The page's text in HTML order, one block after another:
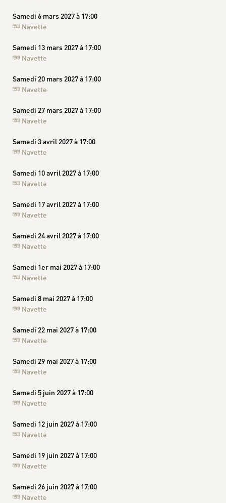
Samedi 6 mars 2027 à 17:00
Navette
Samedi 13 mars 2027 à 17:00
Navette
Samedi 20 mars 2027 à 17:00
Navette
Samedi 27 mars 2027 à 17:00
Navette
Samedi 3 avril 2027 à 17:00
Navette
Samedi 10 avril 2027 à 17:00
Navette
Samedi 17 avril 2027 à 17:00
Navette
Samedi 24 avril 2027 à 17:00
Navette
Samedi 1er mai 2027 à 17:00
Navette
Samedi 8 mai 2027 à 17:00
Navette
Samedi 22 mai 2027 à 17:00
Navette
Samedi 29 mai 2027 à 17:00
Navette
Samedi 5 juin 2027 à 17:00
Navette
Samedi 12 juin 2027 à 17:00
Navette
Samedi 19 juin 2027 à 17:00
Navette
Samedi 26 juin 2027 à 17:00
Navette